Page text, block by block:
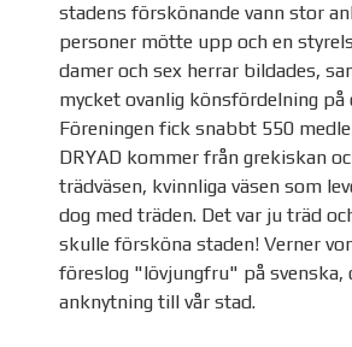
stadens förskönande vann stor
personer mötte upp och en
damer och sex herrar bildades,
mycket ovanlig könsfördelning på
Föreningen fick snabbt 550
DRYAD kommer från grekiskan
trädväsen, kvinnliga väsen som
dog med träden. Det var ju träd
skulle försköna staden! Verner
föreslog "lövjungfru" på svenska,
anknytning till vår stad.